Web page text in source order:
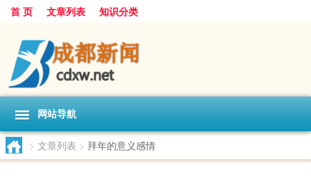
首 页 文章列表 知识分类
网站导航
> 文章列表 > 拜年的意义感情